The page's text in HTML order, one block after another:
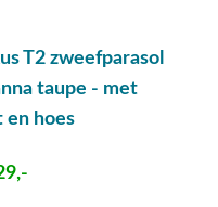
T2 zweefparasol
taupe - met
en hoes